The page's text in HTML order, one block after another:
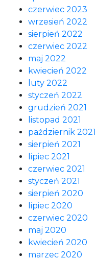
czerwiec 2023
wrzesień 2022
sierpień 2022
czerwiec 2022
maj 2022
kwiecień 2022
luty 2022
styczeń 2022
grudzień 2021
listopad 2021
październik 2021
sierpień 2021
lipiec 2021
czerwiec 2021
styczeń 2021
sierpień 2020
lipiec 2020
czerwiec 2020
maj 2020
kwiecień 2020
marzec 2020